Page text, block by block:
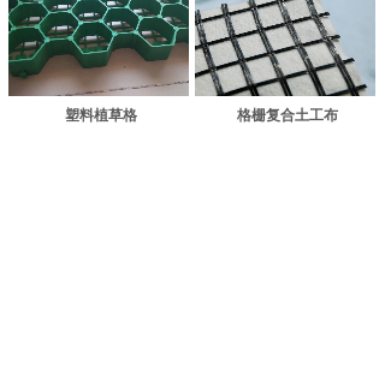
塑料植草格 格栅复合土工布